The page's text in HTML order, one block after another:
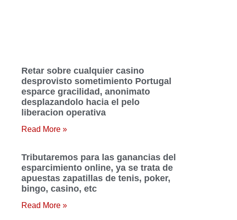
Retar sobre cualquier casino
desprovisto sometimiento Portugal
esparce gracilidad, anonimato
desplazandolo hacia el pelo
liberacion operativa
Read More »
Tributaremos para las ganancias del
esparcimiento online, ya se trata de
apuestas zapatillas de tenis, poker,
bingo, casino, etc
Read More »